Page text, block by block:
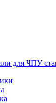
для ЧПУ